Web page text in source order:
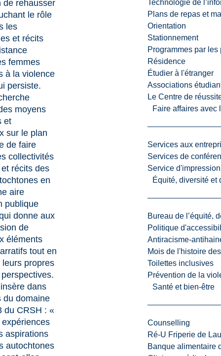
Technologie de
Plans de repas et
Orientation
Stationnement
Programmes par les
Résidence
Étudier à l'étranger
Associations
Le Centre de
Faire affaires avec
Services aux
Services de
Service d'impression
Équité, diversité et
Bureau de l’équité,
Politique
Antiracisme-
Mois de l'histoire
Toilettes inclusives
Prévention de la
Santé et bien-être
Counselling
Ré-U Friperie de
Banque alimentaire
de rehausser
le rôle
les
et récits
femmes
à la violence
persiste.
moyens
et
sur le plan
de faire
collectivités
récits des
en
aire
publique
donne aux
de
éléments
tout en
propres
dans
du domaine
du CRSH : «
aspirations
autochtones